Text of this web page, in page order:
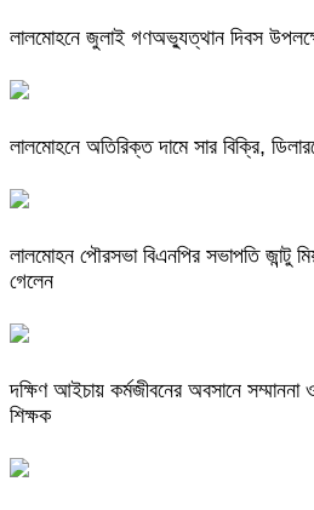
লালমোহনে জুলাই গণঅভ্যুত্থান দিবস
লালমোহনে অতিরিক্ত দামে সার বিক্রি,
লালমোহন পৌরসভা বিএনপির সভাপতি জান্টু
গেলেন
দক্ষিণ আইচায় কর্মজীবনের অবসানে
শিক্ষক